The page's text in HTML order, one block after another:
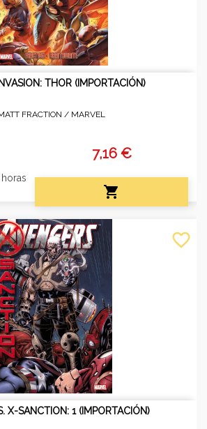
THOR (IMPORTACIÓN)
FRACTION / MARVEL
7,16 €

X-SANCTION: 1 (IMPORTACIÓN)
favorite_border